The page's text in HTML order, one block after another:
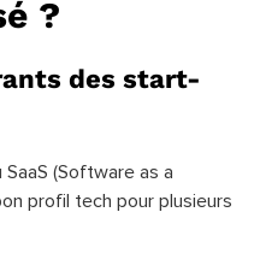
?
des start-
(Software as a
profil tech pour plusieurs